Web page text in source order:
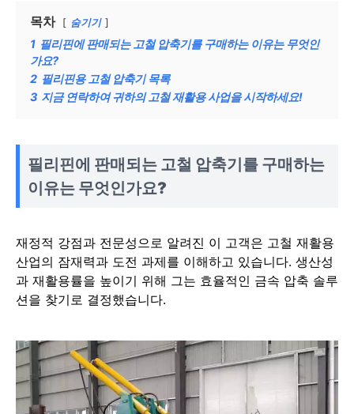
목차 숨기기
1 필리핀에 판매되는 고철 압축기를 구매하는 이유는 무엇인
가요?
2 필리핀용 고철 압축기 목록
3 지금 연락하여 귀하의 고철 재활용 사업을 시작하세요!
필리핀에 판매되는 고철 압축기를 구매하는
이유는 무엇인가요?
재정적 강점과 전문성으로 알려진 이 고객은 고철 재활용
산업의 잠재력과 도전 과제를 이해하고 있습니다. 생산성
과 재활용률을 높이기 위해 그는 효율적인 금속 압축 솔루
션을 찾기로 결정했습니다.